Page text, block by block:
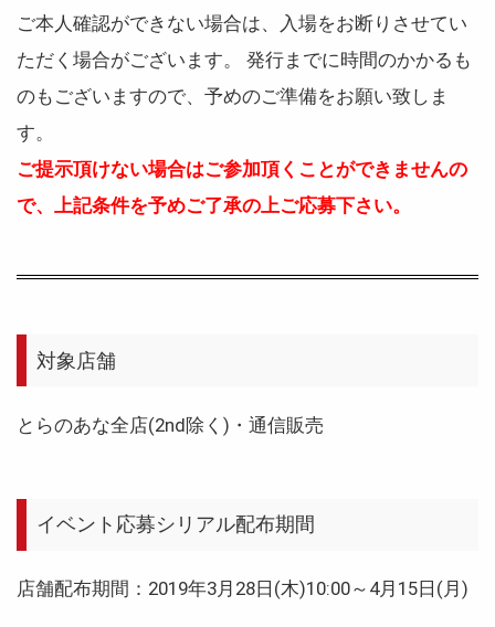
ご本人確認ができない場合は、入場をお断りさせてい
ただく場合がございます。 発行までに時間のかかるも
のもございますので、予めのご準備をお願い致しま
す。
ご提示頂けない場合はご参加頂くことができませんの
で、上記条件を予めご了承の上ご応募下さい。
対象店舗
とらのあな全店(2nd除く)・通信販売
イベント応募シリアル配布期間
店舗配布期間：2019年3月28日(木)10:00～4月15日(月)